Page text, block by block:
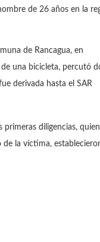
de 26 años en la
de Rancagua, en
una bicicleta, percutó
derivada hasta el SAR
diligencias,
la víctima,